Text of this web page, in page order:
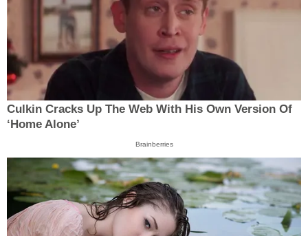
Culkin Cracks Up The Web With His Own Version Of
‘Home Alone’
Brainberries